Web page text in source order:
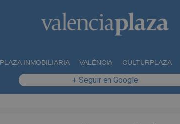
PLAZA INMOBILIARIA VALÈNCIA CULTURPLAZA
+ Seguir en Google